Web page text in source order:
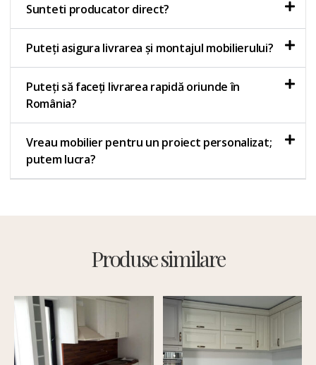
Sunteti producator direct?
Puteți asigura livrarea și montajul mobilierului?
Puteți să faceți livrarea rapidă oriunde în
România?
Vreau mobilier pentru un proiect personalizat;
putem lucra?
Produse similare